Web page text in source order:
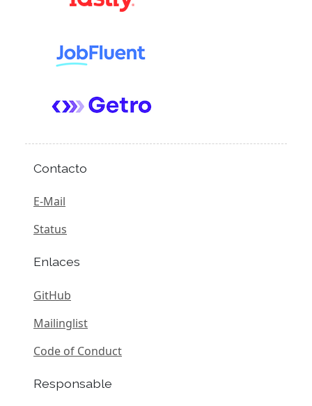
Contacto
E-Mail
Status
Enlaces
GitHub
Mailinglist
Code of Conduct
Responsable